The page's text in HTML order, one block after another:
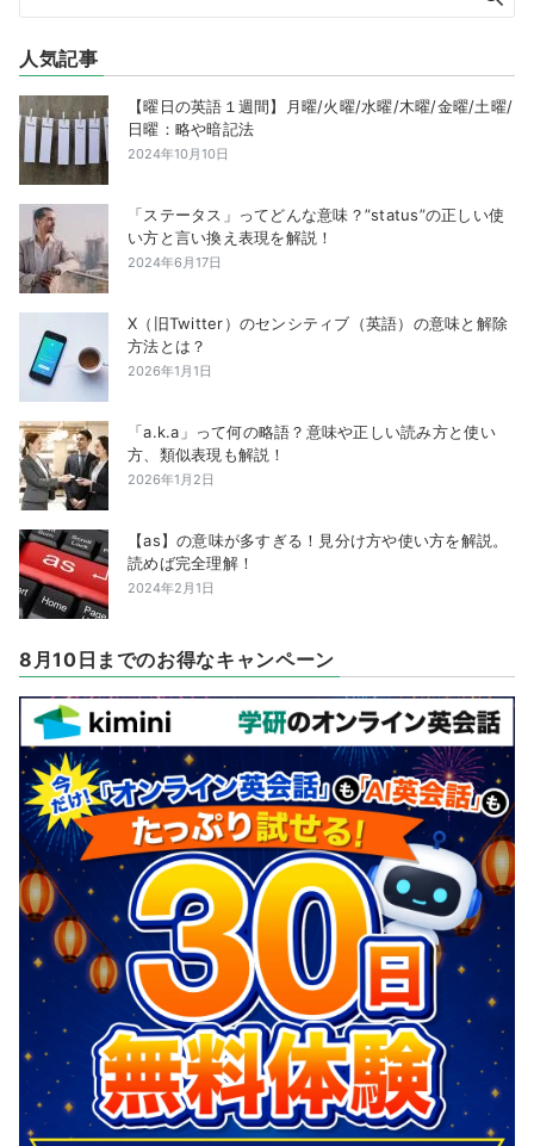
ジ
送
り
人気記事
【曜日の英語１週間】月曜/火曜/水曜/木曜/金曜/土曜/
日曜：略や暗記法
2024年10月10日
「ステータス」ってどんな意味？”status”の正しい使
い方と言い換え表現を解説！
2024年6月17日
X（旧Twitter）のセンシティブ（英語）の意味と解除
方法とは？
2026年1月1日
「a.k.a」って何の略語？意味や正しい読み方と使い
方、類似表現も解説！
2026年1月2日
【as】の意味が多すぎる！見分け方や使い方を解説。
読めば完全理解！
2024年2月1日
8月10日までのお得なキャンペーン